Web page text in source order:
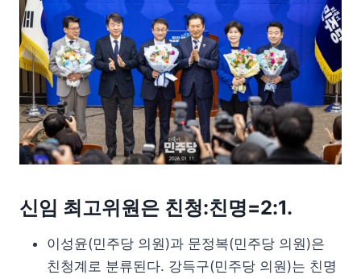
신임 최고위원은 친청:친명=2:1.
이성윤(민주당 의원)과 문정복(민주당 의원)은
친청계로 분류된다. 강득구(민주당 의원)는 친명